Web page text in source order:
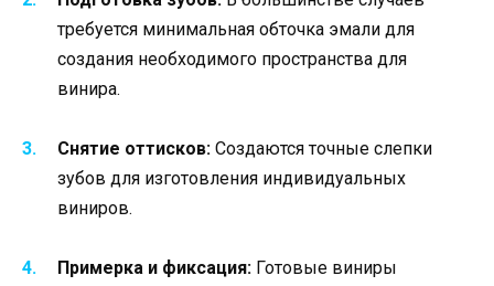
требуется минимальная обточка эмали для
создания необходимого пространства для
винира.
Снятие оттисков: Создаются точные слепки
зубов для изготовления индивидуальных
виниров.
Примерка и фиксация: Готовые виниры